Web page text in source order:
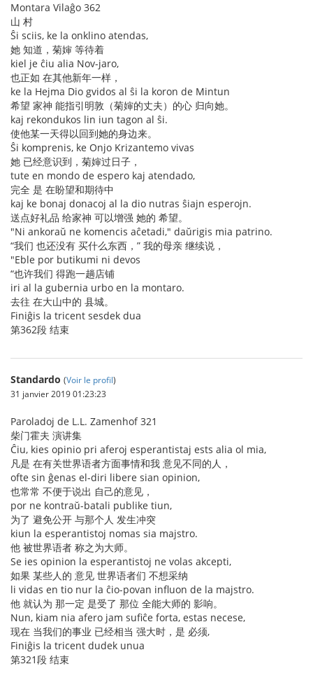
Montara Vilaĝo 362
山 村
Ŝi sciis, ke la onklino atendas,
她 知道，菊婶 等待着
kiel je ĉiu alia Nov-jaro,
也正如 在其他新年一样，
ke la Hejma Dio gvidos al ŝi la koron de Mintun
希望 家神 能指引明敦（菊婶的丈夫）的心 归向她。
kaj rekondukos lin iun tagon al ŝi.
使他某一天得以回到她的身边来。
Ŝi komprenis, ke Onjo Krizantemo vivas
她 已经意识到，菊婶过日子，
tute en mondo de espero kaj atendado,
完全 是 在盼望和期待中
kaj ke bonaj donacoj al la dio nutras ŝiajn esperojn.
送点好礼品 给家神 可以增强 她的 希望。
"Ni ankoraŭ ne komencis aĉetadi," daŭrigis mia patrino.
“我们 也还没有 买什么东西，” 我的母亲 继续说，
"Eble por butikumi ni devos
“也许我们 得跑一趟店铺
iri al la gubernia urbo en la montaro.
去往 在大山中的 县城。
Finiĝis la tricent sesdek dua
第362段 结束
Standardo (Voir le profil)
31 janvier 2019 01:23:23
Paroladoj de L.L. Zamenhof 321
柴门霍夫 演讲集
Ĉiu, kies opinio pri aferoj esperantistaj ests alia ol mia,
凡是 在有关世界语者方面事情和我 意见不同的人，
ofte sin ĝenas el-diri libere sian opinion,
也常常 不便于说出 自己的意见，
por ne kontraŭ-batali publike tiun,
为了 避免公开 与那个人 发生冲突
kiun la esperantistoj nomas sia majstro.
他 被世界语者 称之为大师。
Se ies opinion la esperantistoj ne volas akcepti,
如果 某些人的 意见 世界语者们 不想采纳
li vidas en tio nur la ĉio-povan influon de la majstro.
他 就认为 那一定 是受了 那位 全能大师的 影响。
Nun, kiam nia afero jam sufiĉe forta, estas necese,
现在 当我们的事业 已经相当 强大时，是 必须,
Finiĝis la tricent dudek unua
第321段 结束